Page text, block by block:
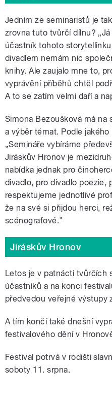
Jedním ze seminaristů je
zrovna tuto tvůrčí dílnu?
účastník tohoto
divadlem nemám nic
knihy. Ale zaujalo mne to,
vyprávění příběhů chtěl
A to se zatím velmi daří a
Simona Bezoušková má na
a výběr témat. Podle
„Semináře vybíráme
Jiráskův Hronov je
nabídka jednak pro
divadlo, pro divadlo poezie,
respektujeme jednotlivé
že na své si přijdou herci,
scénografové."
Jiráskův Hronov
Letos je v patnácti tvůrčích
účastníků a na konci
předvedou veřejné výstupy
A tím končí také dnešní
festivalového dění v
Festival potrvá v rodišti
soboty 11. srpna.